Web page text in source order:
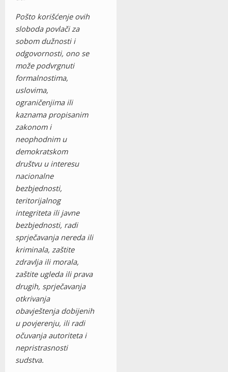
Pošto korišćenje ovih
sloboda povlači za
sobom dužnosti i
odgovornosti, ono se
može podvrgnuti
formalnostima,
uslovima,
ograničenjima ili
kaznama propisanim
zakonom i
neophodnim u
demokratskom
društvu u interesu
nacionalne
bezbjednosti,
teritorijalnog
integriteta ili javne
bezbjednosti, radi
sprječavanja nereda ili
kriminala, zaštite
zdravlja ili morala,
zaštite ugleda ili prava
drugih, sprječavanja
otkrivanja
obavještenja dobijenih
u povjerenju, ili radi
očuvanja autoriteta i
nepristrasnosti
sudstva.